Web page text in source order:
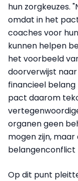
hun zorgkeuzes.
omdat in het
coaches voor
kunnen helpen
het voorbeeld
doorverwijst
financieel
pact daarom
organen geen
mogen zijn,
belangenconflict
Op dit punt